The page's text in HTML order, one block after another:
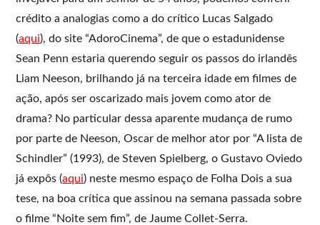
crédito a analogias como a do crítico Lucas Salgado
(aqui), do site “AdoroCinema”, de que o estadunidense
Sean Penn estaria querendo seguir os passos do irlandês
Liam Neeson, brilhando já na terceira idade em filmes de
ação, após ser oscarizado mais jovem como ator de
drama? No particular dessa aparente mudança de rumo
por parte de Neeson, Oscar de melhor ator por “A lista de
Schindler” (1993), de Steven Spielberg, o Gustavo Oviedo
já expôs (aqui) neste mesmo espaço de Folha Dois a sua
tese, na boa crítica que assinou na semana passada sobre
o filme “Noite sem fim”, de Jaume Collet-Serra.